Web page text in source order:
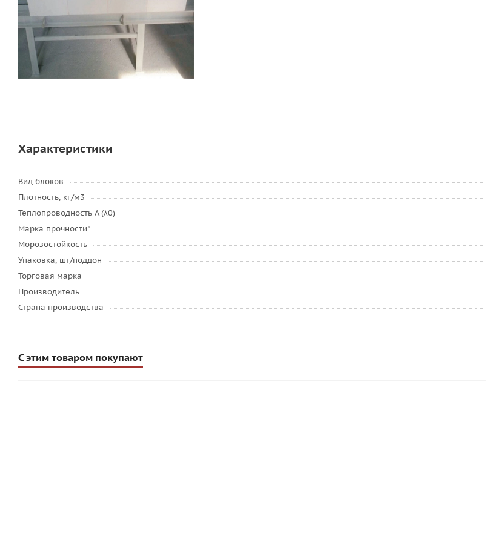
Характеристики
Вид блоков
Плотность, кг/м3
Теплопроводность А (λ0)
Марка прочности*
Морозостойкость
Упаковка, шт/поддон
Торговая марка
Производитель
Страна производства
С этим товаром покупают